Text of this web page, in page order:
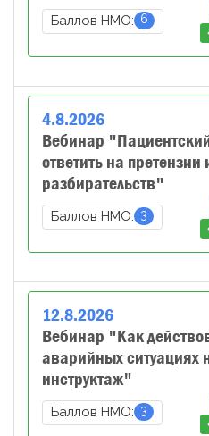
Баллов НМО: 6
4.8.2026
Вебинар
ответить на претензии
разбирательств"
Баллов НМО: 3
12.8.2026
Вебинар "Как
аварийных ситуациях
инструктаж"
Баллов НМО: 3